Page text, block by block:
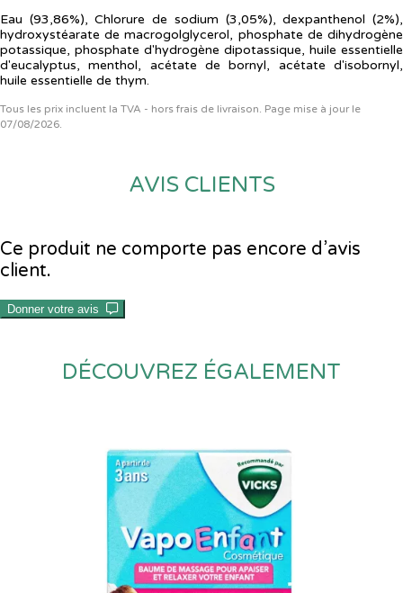
Eau (93,86%), Chlorure de sodium (3,05%), dexpanthenol (2%),
hydroxystéarate de macrogolglycerol, phosphate de dihydrogène
potassique, phosphate d'hydrogène dipotassique, huile essentielle
d'eucalyptus, menthol, acétate de bornyl, acétate d'isobornyl,
huile essentielle de thym.
Tous les prix incluent la TVA - hors frais de livraison. Page mise à jour le
07/08/2026.
AVIS CLIENTS
Ce produit ne comporte pas encore d’avis
client.
Donner votre avis
DÉCOUVREZ ÉGALEMENT